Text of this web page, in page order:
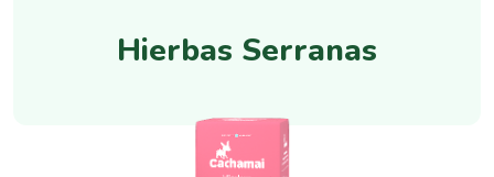
Hierbas Serranas